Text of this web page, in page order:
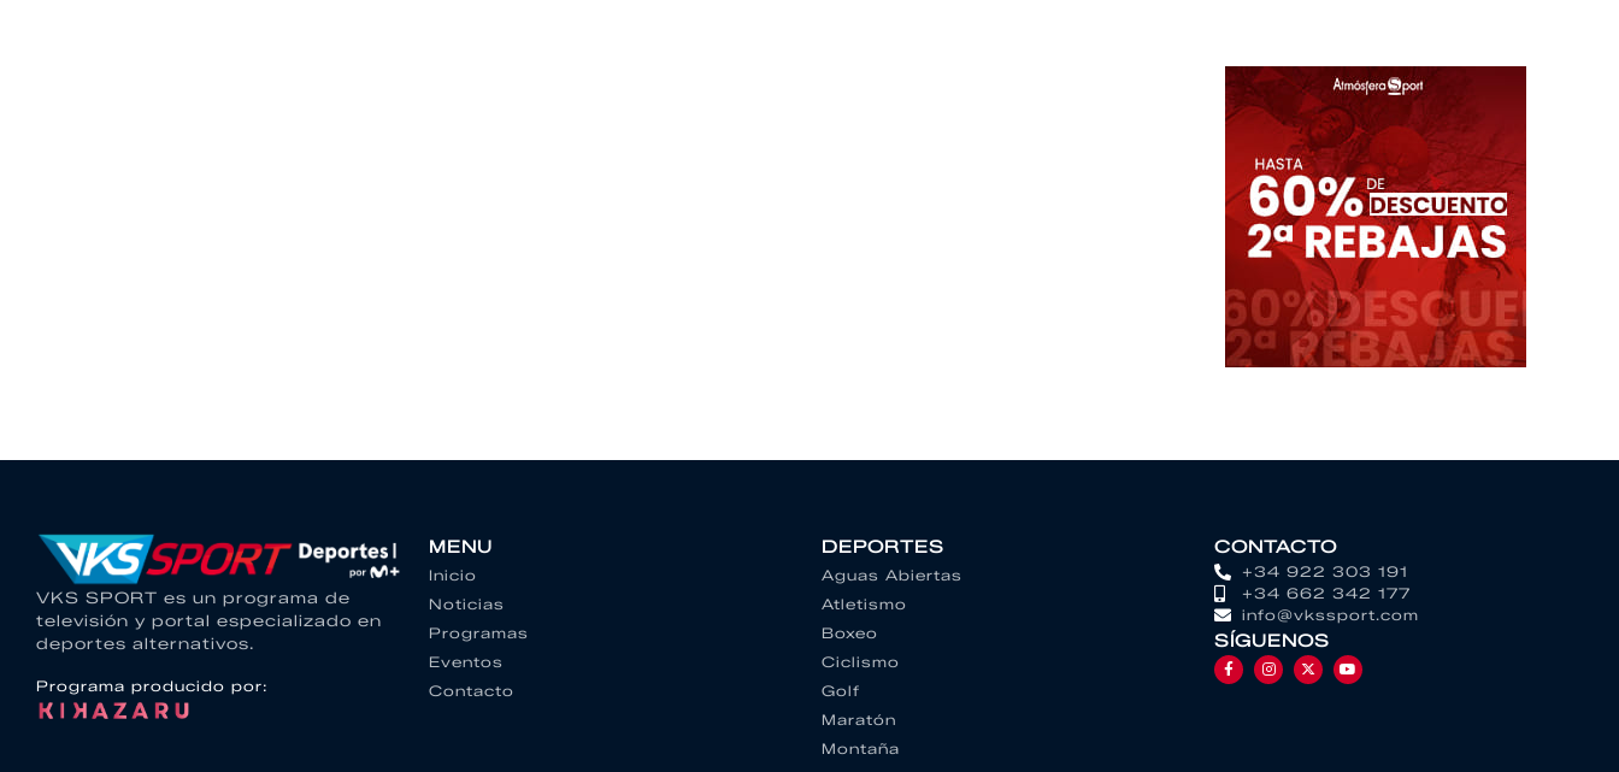
VKS SPORT es un programa de
televisión y portal especializado en
deportes alternativos.
Programa producido por:
MENU
Inicio
Noticias
Programas
Eventos
Contacto
DEPORTES
Aguas Abiertas
Atletismo
Boxeo
Ciclismo
Golf
Maratón
Montaña
CONTACTO
+34 922 303 191
+34 662 342 177
info@vkssport.com
SÍGUENOS